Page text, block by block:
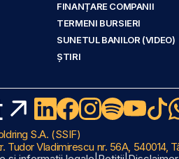
FINANȚARE COMPANII
TERMENI BURSIERI
SUNETUL BANILOR (VIDEO)
ȘTIRI
S.A. (SSIF)
Tudor Vladimirescu nr. 56A, 540014,